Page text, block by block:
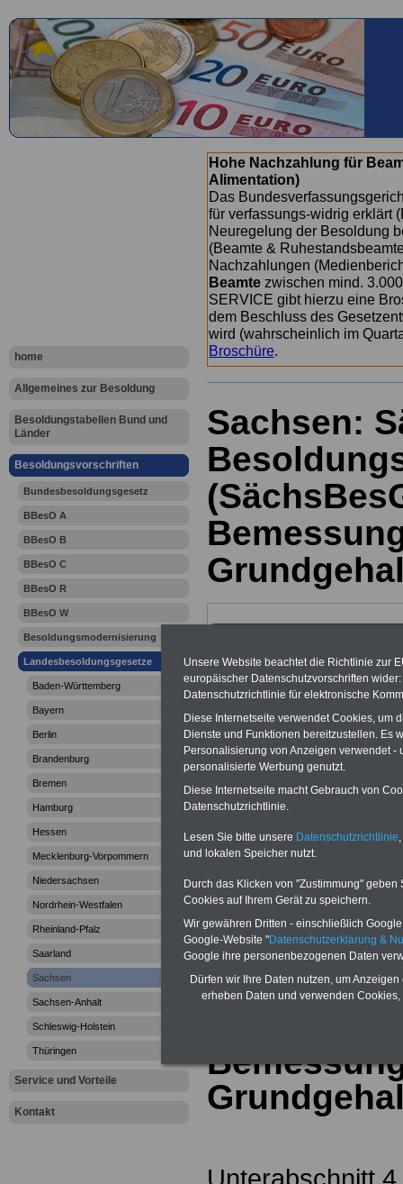
home
Allgemeines zur Besoldung
Besoldungstabellen Bund und
Länder
Besoldungsvorschriften
Bundesbesoldungsgesetz
BBesO A
BBesO B
BBesO C
BBesO R
BBesO W
Besoldungsmodernisierung
Landesbesoldungsgesetze
Baden-Württemberg
Bayern
Berlin
Brandenburg
Bremen
Hamburg
Hessen
Mecklenburg-Vorpommern
Niedersachsen
Nordrhein-Westfalen
Rheinland-Pfalz
Saarland
Sachsen
Sachsen-Anhalt
Schleswig-Holstein
Thüringen
Service und Vorteile
Kontakt
Hohe Nachzahlung für
Alimentation)
Das
für verfassungs-widrig erklärt
Neuregelung der Besoldung
(Beamte &
Nachzahlungen
Beamte zwischen mind.
SERVICE gibt hierzu eine
dem Beschluss des
wird (wahrscheinlich im
Broschüre.
Sachsen:
>>>zur
Unsere Website beachtet die Richtlinie zur
europäischer Datenschutzvorschriften
Datenschutzrichtlinie für elektronische
Diese Internetseite verwendet Cookies, um
Dienste und Funktionen bereitzustellen. Es
Personalisierung von Anzeigen verwendet
personalisierte Werbung genutzt.
Diese Internetseite macht Gebrauch von
Datenschutzrichtlinie.
Lesen Sie bitte unsere Datenschutzrichtlinie
und lokalen Speicher nutzt.
Durch das Klicken von "Zustimmung"
Cookies auf Ihrem Gerät zu speichern.
Wir gewähren Dritten - einschließlich
Google-Website "Datenschutzerklärung &
Google ihre personenbezogenen Daten
Dürfen wir Ihre Daten nutzen, um
erheben Daten und verwenden